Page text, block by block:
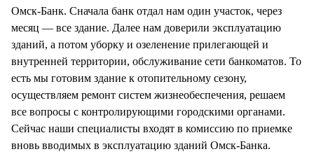
Омск-Банк. Сначала банк отдал нам один участок, через
месяц — все здание. Далее нам доверили эксплуатацию
зданий, а потом уборку и озеленение прилегающей и
внутренней территории, обслуживание сети банкоматов. То
есть мы готовим здание к отопительному сезону,
осуществляем ремонт систем жизнеобеспечения, решаем
все вопросы с контролирующими городскими органами.
Сейчас наши специалисты входят в комиссию по приемке
вновь вводимых в эксплуатацию зданий Омск-Банка.